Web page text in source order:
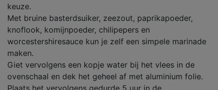
keuze.
Met bruine basterdsuiker, zeezout, paprikapoeder,
knoflook, komijnpoeder, chilipepers en
worcestershiresauce kun je zelf een simpele marinade
maken.
Giet vervolgens een kopje water bij het vlees in de
ovenschaal en dek het geheel af met aluminium folie.
Plaats het vervolgens gedurde 5 uur in de